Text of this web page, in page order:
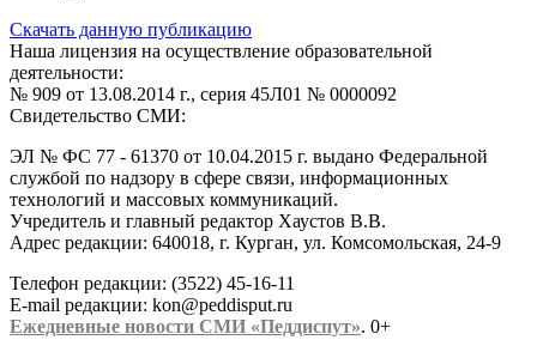
Скачать данную публикацию
Наша лицензия на осуществление образовательной
деятельности:
№ 909 от 13.08.2014 г., серия 45Л01 № 0000092
Свидетельство СМИ:
ЭЛ № ФС 77 - 61370 от 10.04.2015 г. выдано Федеральной
службой по надзору в сфере связи, информационных
технологий и массовых коммуникаций.
Учредитель и главный редактор Хаустов В.В.
Адрес редакции: 640018, г. Курган, ул. Комсомольская, 24-9
Телефон редакции: (3522) 45-16-11
E-mail редакции: kon@peddisput.ru
Ежедневные новости СМИ «Педдиспут». 0+